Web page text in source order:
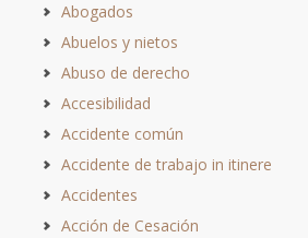
Abogados
Abuelos y nietos
Abuso de derecho
Accesibilidad
Accidente común
Accidente de trabajo in itinere
Accidentes
Acción de Cesación